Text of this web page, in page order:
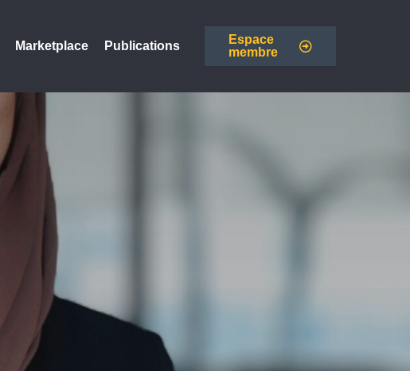
Marketplace Publications
Espace
membre